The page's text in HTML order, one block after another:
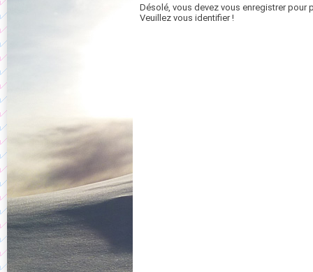
Désolé, vous devez vous enregistrer pour
Veuillez vous identifier !